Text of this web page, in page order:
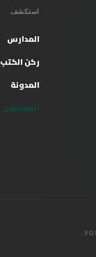
استكشف
المدارس
ركن الكتب
المدونة
المعلمون